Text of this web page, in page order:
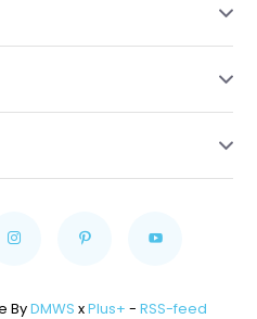
ByDMWS xPlus+ - RSS-feed